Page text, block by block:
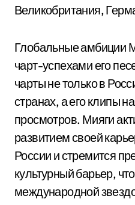
Великобритания,
Глобальные амбиции
чарт-успехами его
чарты не только в
странах, а его клипы
просмотров. Мияги
развитием своей
России и стремится
культурный барьер,
международной